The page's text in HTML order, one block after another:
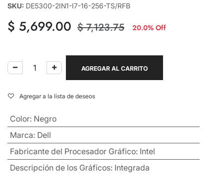
SKU: DE5300-2IN1-I7-16-256-TS/RFB
$ 5,699.00 $7,123.75 20.0% Off
AGREGAR AL CARRITO
Agregar a la lista de deseos
Color: Negro
Marca: Dell
Fabricante del Procesador Gráfico: Intel
Descripción de los Gráficos: Integrada